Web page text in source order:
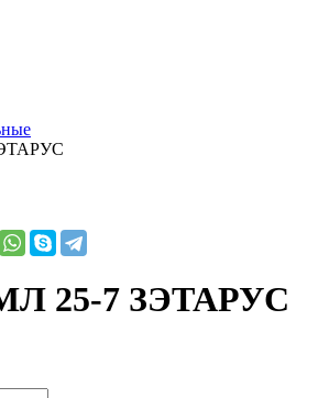
25-7 ЗЭТАРУС